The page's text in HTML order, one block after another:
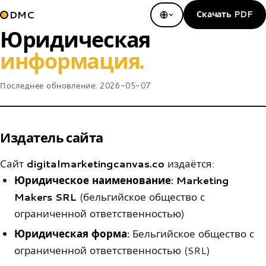
DMC Скачать PDF
Юридическая
информация.
Последнее обновление: 2026-05-07
Издатель сайта
Сайт digitalmarketingcanvas.co издаётся:
Юридическое наименование: Marketing
Makers SRL (бельгийское общество с
ограниченной ответственностью)
Юридическая форма: Бельгийское общество с
ограниченной ответственностью (SRL)